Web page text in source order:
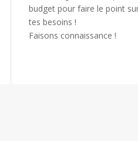
budget pour faire le point
tes besoins !
Faisons connaissance !